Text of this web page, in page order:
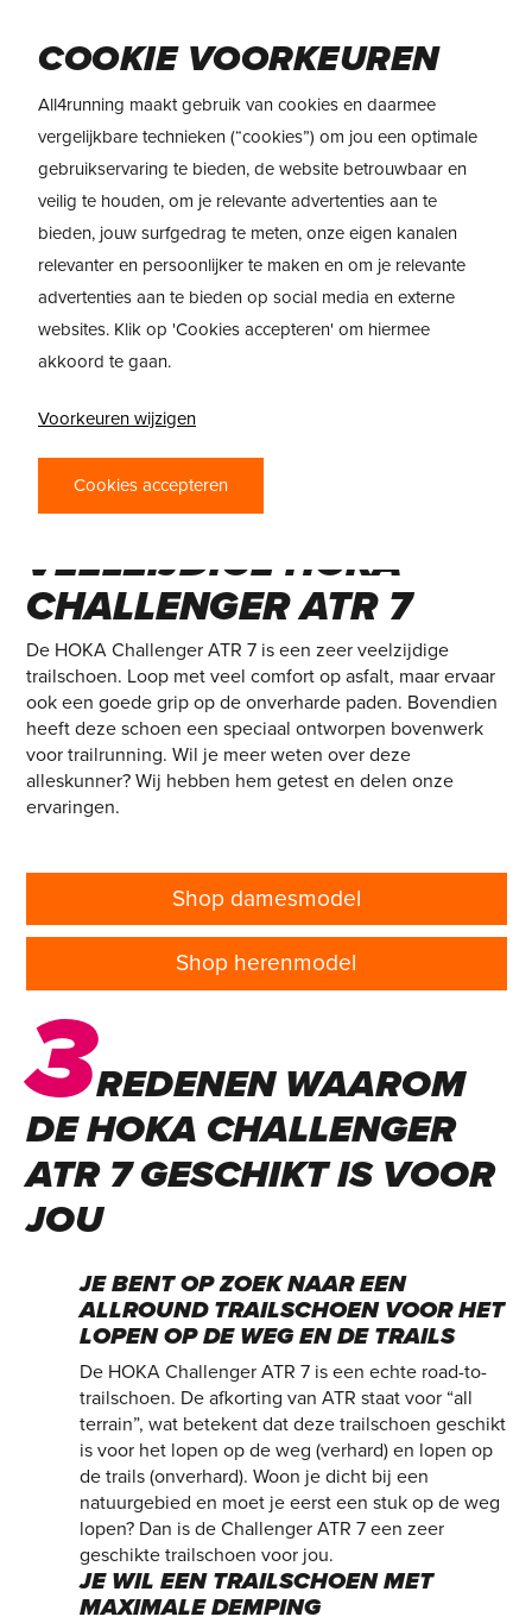
main
VAN ASFALT TOT TRAIL;
ONTDEK DE
VEELZIJDIGE HOKA
CHALLENGER ATR 7
De HOKA Challenger ATR 7 is een zeer veelzijdige
trailschoen. Loop met veel comfort op asfalt, maar ervaar
ook een goede grip op de onverharde paden. Bovendien
heeft deze schoen een speciaal ontworpen bovenwerk
voor trailrunning. Wil je meer weten over deze
alleskunner? Wij hebben hem getest en delen onze
ervaringen.
Shop damesmodel
Shop herenmodel
3REDENEN WAAROM
DE HOKA CHALLENGER
ATR 7 GESCHIKT IS VOOR
JOU
JE BENT OP ZOEK NAAR EEN
ALLROUND TRAILSCHOEN VOOR HET
LOPEN OP DE WEG EN DE TRAILS
De HOKA Challenger ATR 7 is een echte road-to-
trailschoen. De afkorting van ATR staat voor “all
terrain”, wat betekent dat deze trailschoen geschikt
is voor het lopen op de weg (verhard) en lopen op
de trails (onverhard). Woon je dicht bij een
natuurgebied en moet je eerst een stuk op de weg
lopen? Dan is de Challenger ATR 7 een zeer
geschikte trailschoen voor jou.
JE WIL EEN TRAILSCHOEN MET
MAXIMALE DEMPING
COOKIE VOORKEUREN
All4running maakt gebruik van cookies en daarmee
vergelijkbare technieken (“cookies”) om jou een optimale
gebruikservaring te bieden, de website betrouwbaar en
veilig te houden, om je relevante advertenties aan te
bieden, jouw surfgedrag te meten, onze eigen kanalen
relevanter en persoonlijker te maken en om je relevante
advertenties aan te bieden op social media en externe
websites. Klik op 'Cookies accepteren' om hiermee
akkoord te gaan.
Voorkeuren wijzigen
Cookies accepteren